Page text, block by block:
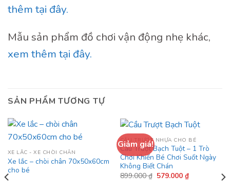
thêm tại đây.
Mẫu sản phẩm đồ chơi vận động nhẹ khác,
xem thêm tại đây.
SẢN PHẨM TƯƠNG TỰ
XE LẮC - XE CHÒI CHÂN
Xe lắc – chòi chân 70x50x60cm
cho bé
Giảm giá!
CẦU TRƯỢT NHỰA CHO BÉ
Cầu Trượt Bạch Tuột – 1 Trò
Chơi Khiến Bé Chơi Suốt Ngày
Không Biết Chán
899.000₫ Giá
579.000 ₫Giá
hiện